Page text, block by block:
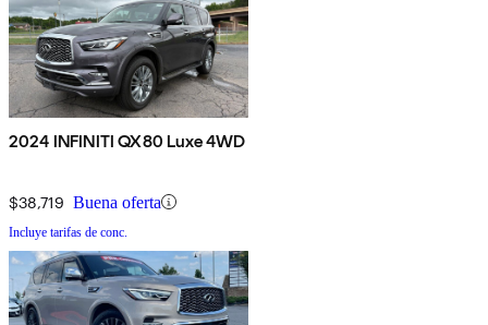
2024 INFINITI QX80 Luxe 4WD
$38,719 Buena oferta
Incluye tarifas de conc.